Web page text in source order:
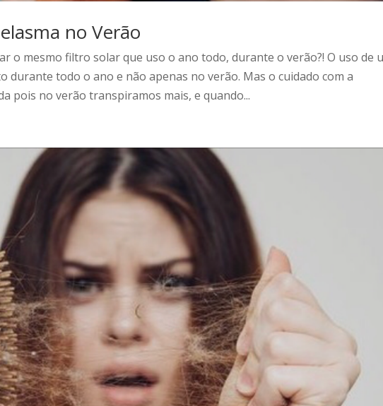
no Verão
o mesmo filtro solar que uso o ano todo, durante o verão?! O uso de
todo o ano e não apenas no verão. Mas o cuidado com a
pois no verão transpiramos mais, e quando...